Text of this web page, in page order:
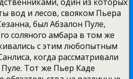
вод и лесов, свояком Пьера
был Абзалон Пуле,
соляного амбара в том же
с этим любопытным
когда рассматривали
Тот же Пьер Каде